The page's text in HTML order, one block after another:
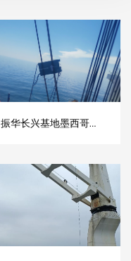
振华长兴基地墨西哥项